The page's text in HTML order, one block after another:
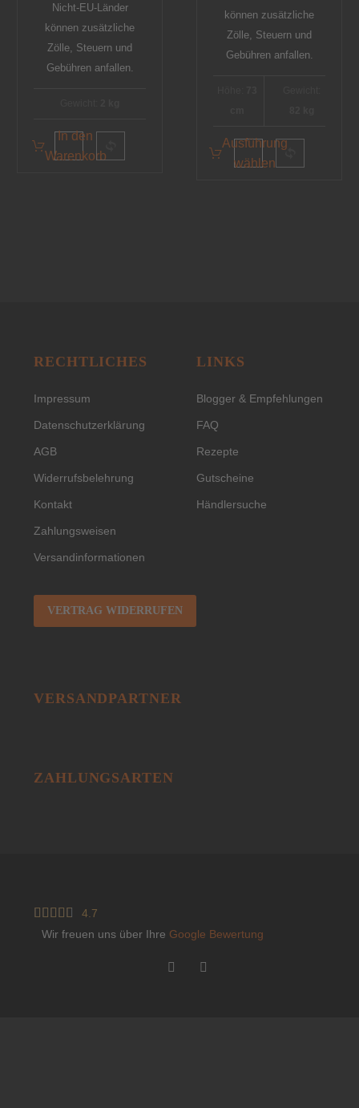
Nicht-EU-Länder
können zusätzliche
Zölle, Steuern und
Gebühren anfallen.
In den
Warenkorb
können zusätzliche
Zölle, Steuern und
Gebühren anfallen.
Ausführung
wählen
RECHTLICHES
Impressum
Datenschutzerklärung
AGB
Widerrufsbelehrung
Kontakt
Zahlungsweisen
Versandinformationen
VERTRAG WIDERRUFEN
LINKS
Blogger & Empfehlungen
FAQ
Rezepte
Gutscheine
Händlersuche
VERSANDPARTNER
ZAHLUNGSARTEN
    
4.7
Wir freuen uns über Ihre Google Bewertung